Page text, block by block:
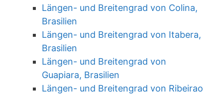
Längen- und Breitengrad von Colina,
Brasilien
Längen- und Breitengrad von Itabera,
Brasilien
Längen- und Breitengrad von
Guapiara, Brasilien
Längen- und Breitengrad von Ribeirao